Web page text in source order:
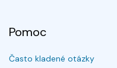
Pomoc
Často kladené otázky